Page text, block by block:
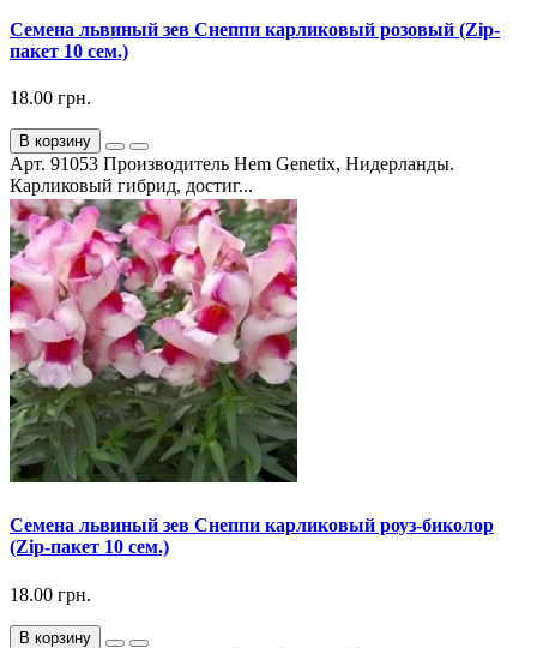
Семена львиный зев Снеппи карликовый розовый (Zip-
пакет 10 сем.)
18.00 грн.
В корзину
Арт. 91053 Производитель Hem Genetix, Нидерланды.
Карликовый гибрид, достиг...
Семена львиный зев Снеппи карликовый роуз-биколор
(Zip-пакет 10 сем.)
18.00 грн.
В корзину